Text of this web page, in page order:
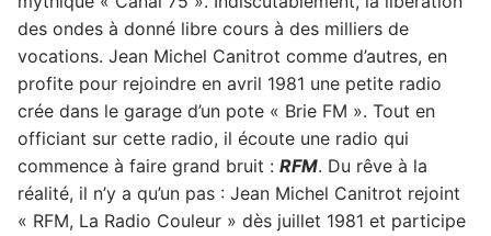
des ondes à donné libre cours à des milliers de
vocations. Jean Michel Canitrot comme d’autres, en
profite pour rejoindre en avril 1981 une petite radio
crée dans le garage d’un pote « Brie FM ». Tout en
officiant sur cette radio, il écoute une radio qui
commence à faire grand bruit : RFM. Du rêve à la
réalité, il n’y a qu’un pas : Jean Michel Canitrot rejoint
« RFM, La Radio Couleur » dès juillet 1981 et participe